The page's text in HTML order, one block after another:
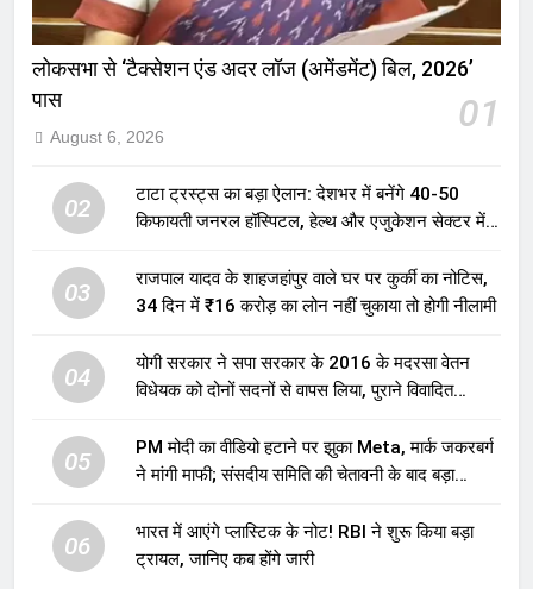
लोकसभा से ‘टैक्सेशन एंड अदर लॉज (अमेंडमेंट) बिल, 2026’
पास
01
August 6, 2026
02
टाटा ट्रस्ट्स का बड़ा ऐलान: देशभर में बनेंगे 40-50
किफायती जनरल हॉस्पिटल, हेल्थ और एजुकेशन सेक्टर में
03
राजपाल यादव के शाहजहांपुर वाले घर पर कुर्की का नोटिस,
34 दिन में ₹16 करोड़ का लोन नहीं चुकाया तो होगी नीलामी
04
योगी सरकार ने सपा सरकार के 2016 के मदरसा वेतन
विधेयक को दोनों सदनों से वापस लिया, पुराने विवादित
05
PM मोदी का वीडियो हटाने पर झुका Meta, मार्क जकरबर्ग
ने मांगी माफी; संसदीय समिति की चेतावनी के बाद बड़ा
06
भारत में आएंगे प्लास्टिक के नोट! RBI ने शुरू किया बड़ा
ट्रायल, जानिए कब होंगे जारी